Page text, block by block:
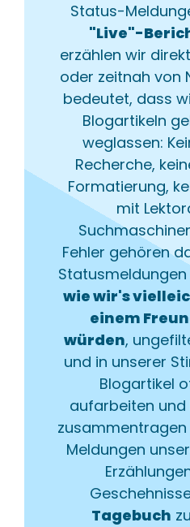
Status-
"Live"-
erzählen wir
oder zeitnah von
bedeutet, dass
Blogartikeln
weglassen:
Recherche,
Formatierung,
mit
Fehler gehören
wie wir's
einem
würden,
und in unserer
Blogartikel
aufarbeiten
Meldungen
Tagebuch